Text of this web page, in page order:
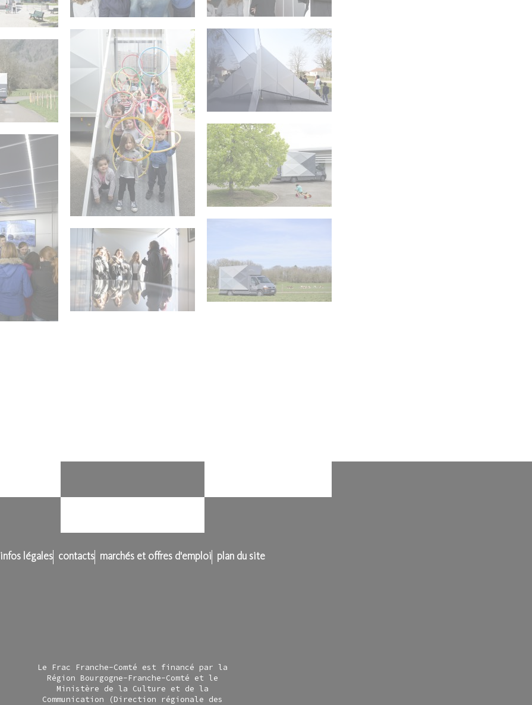
infos légales contacts marchés et offres d'emploi plan du site
Le Frac Franche-Comté est financé par la
Région Bourgogne-Franche-Comté et le
Ministère de la Culture et de la
Communication (Direction régionale des